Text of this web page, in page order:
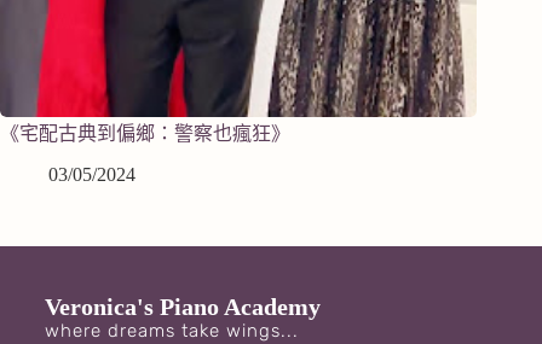
《宅配古典到偏鄉：警察也瘋狂》
03/05/2024
Veronica's Piano Academy
where dreams take wings...